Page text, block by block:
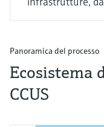
Panoramica del processo
Ecosistema
CCUS